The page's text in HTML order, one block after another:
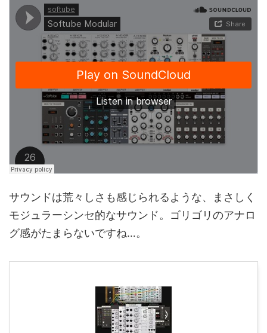
サウンドは荒々しさも感じられるような、まさしく
モジュラーシンセ的なサウンド。ゴリゴリのアナロ
グ感がたまらないですね…。